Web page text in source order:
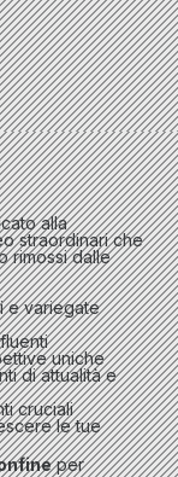
alla
straordinari che
rimossi dalle
e variegate
uniche
di attualità e
cruciali
le tue
per